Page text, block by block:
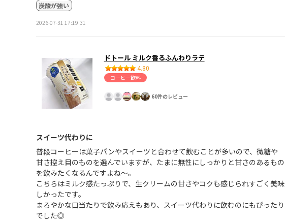
炭酸が強い
2026-07-31 17:19:31
ドトール ミルク香るふんわりラテ
4.80
コーヒー飲料
60件のレビュー
スイーツ代わりに
普段コーヒーは菓子パンやスイーツと合わせて飲むことが多いので、微糖や
甘さ控え目のものを選んでいますが、たまに無性にしっかりと甘さのあるもの
を飲みたくなるんですよね〜。
こちらはミルク感たっぷりで、生クリームの甘さやコクも感じられすごく美味
しかったです。
まろやかな口当たりで飲み応えもあり、スイーツ代わりに飲むのにもぴったり
でした◎